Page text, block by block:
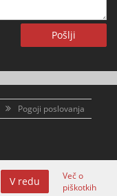
Pošlji
Pogoji poslovanja
V redu
Več o
piškotkih